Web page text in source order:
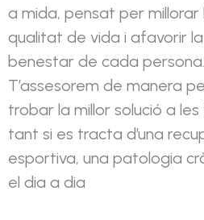
a mida, pensat per millorar
qualitat de vida i afavorir
benestar de cada persona.
T’assesorem de manera
trobar la millor solució a
tant si es tracta d’una
esportiva, una patologia
el dia a dia